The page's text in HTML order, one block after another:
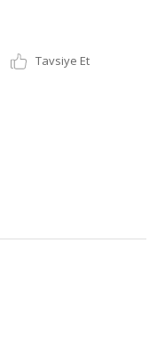
Tavsiye Et